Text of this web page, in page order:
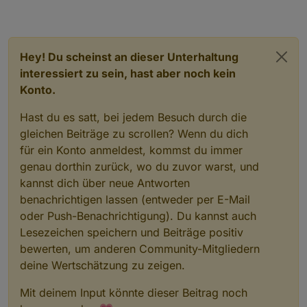
Hey! Du scheinst an dieser Unterhaltung
interessiert zu sein, hast aber noch kein
Konto.
Hast du es satt, bei jedem Besuch durch die
gleichen Beiträge zu scrollen? Wenn du dich
für ein Konto anmeldest, kommst du immer
genau dorthin zurück, wo du zuvor warst, und
kannst dich über neue Antworten
benachrichtigen lassen (entweder per E-Mail
oder Push-Benachrichtigung). Du kannst auch
Lesezeichen speichern und Beiträge positiv
bewerten, um anderen Community-Mitgliedern
deine Wertschätzung zu zeigen.
Mit deinem Input könnte dieser Beitrag noch